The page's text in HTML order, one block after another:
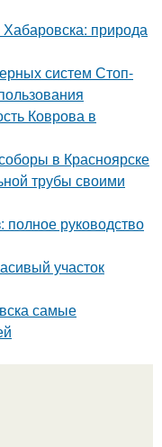
Хабаровска: природа
систем Стоп-
Коврова в
в Красноярске
трубы своими
полное руководство
участок
самые